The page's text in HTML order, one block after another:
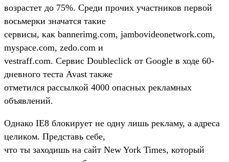
возрастет до 75%. Среди прочих участников первой
восьмерки значатся такие
сервисы, как bannerimg.com, jambovideonetwork.com,
myspace.com, zedo.com и
vestraff.com. Сервис Doubleclick от Google в ходе 60-
дневного теста Avast также
отметился рассылкой 4000 опасных рекламных
объявлений.
Однако IE8 блокирует не одну лишь рекламу, а адреса
целиком. Представь себе,
что ты заходишь на сайт New York Times, который